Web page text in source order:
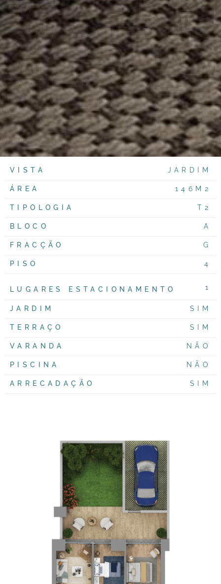
VISTA JARDIM
ÁREA 146M2
TIPOLOGIA T2
BLOCO A
FRACÇÃO G
PISO 4
LUGARES ESTACIONAMENTO 1
JARDIM SIM
TERRAÇO SIM
VARANDA NÃO
PISCINA NÃO
ARRECADAÇÃO SIM